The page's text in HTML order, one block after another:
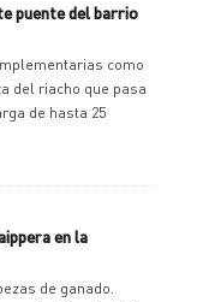
puente del barrio
como
del riacho que pasa
de hasta 25
en la
de ganado.